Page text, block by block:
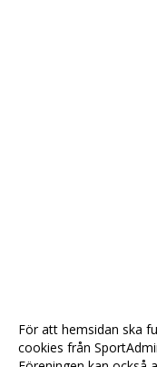
För att hemsidan ska
cookies från